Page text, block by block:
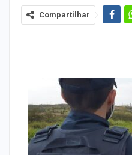
Compartilhar